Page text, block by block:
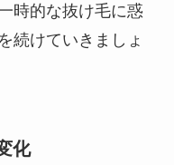
時的な抜け毛に惑
続けていきましょ
化